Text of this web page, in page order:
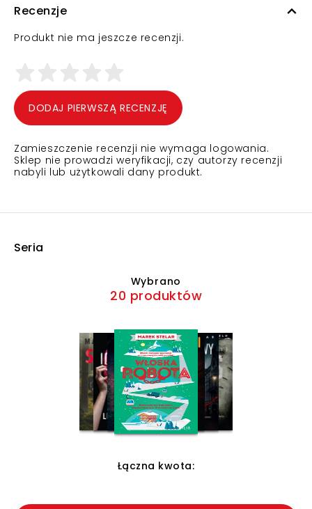
Recenzje
Produkt nie ma jeszcze recenzji.
DODAJ PIERWSZĄ RECENZJĘ
Zamieszczenie recenzji nie wymaga logowania.
Sklep nie prowadzi weryfikacji, czy autorzy recenzji
nabyli lub użytkowali dany produkt.
Seria
Wybrano
20 produktów
Łączna kwota: